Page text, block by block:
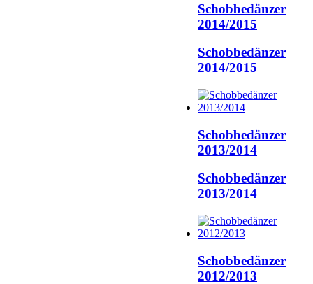
Schobbedänzer
2014/2015
Schobbedänzer
2014/2015
Schobbedänzer
2013/2014
Schobbedänzer
2013/2014
Schobbedänzer
2012/2013